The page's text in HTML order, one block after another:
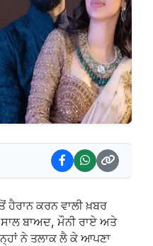
ਕਰਨ ਵਾਲੀ ਖ਼ਬਰ
ਬਾਅਦ, ਮੌਨੀ ਰਾਏ ਅਤੇ
ਨੇ ਤਲਾਕ ਲੈ ਕੇ ਆਪਣਾ